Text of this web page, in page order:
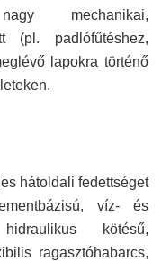
mechanikai,
(pl. padlófűtéshez,
lapokra történő
hátoldali fedettséget
víz- és
kötésű,
ragasztóhabarcs,